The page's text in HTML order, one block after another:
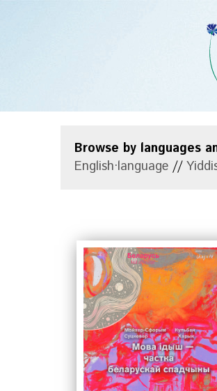
Browse by languages
English·language //